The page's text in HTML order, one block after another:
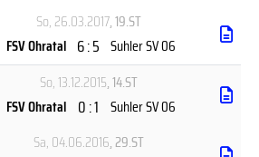
So, 26.03.2017, 19.ST
FSV Ohratal 6 : 5 Suhler SV 06
So, 13.12.2015, 14.ST
FSV Ohratal 0 : 1 Suhler SV 06
Sa, 04.06.2016, 29.ST